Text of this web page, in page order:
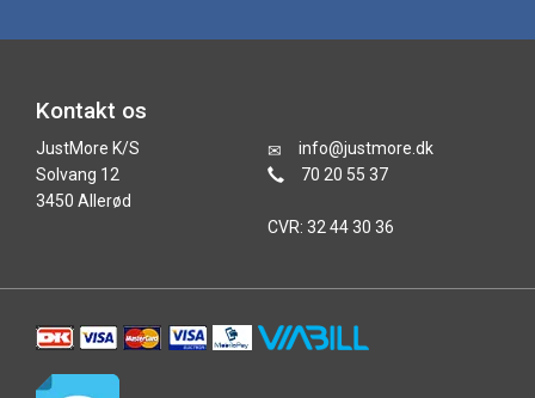
Kontakt os
JustMore K/S
Solvang 12
3450 Allerød
info@justmore.dk
70 20 55 37
CVR: 32 44 30 36